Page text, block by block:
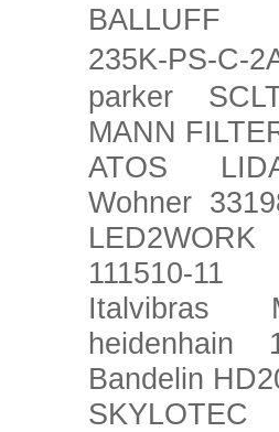
BALLUFF
235K-PS-C-
parker
MANN
ATOS
Wohner
LED2WORK
111510-11
Italvibras
heidenhain
Bandelin
SKYLOTEC